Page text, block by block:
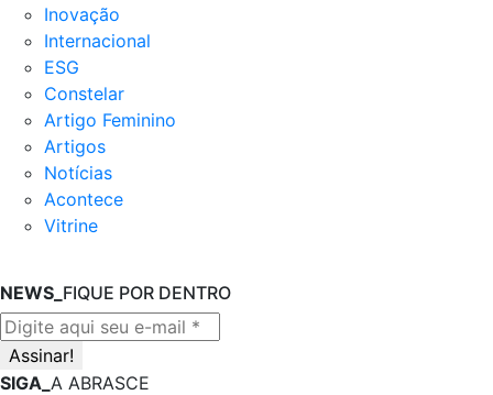
Inovação
Internacional
ESG
Constelar
Artigo Feminino
Artigos
Notícias
Acontece
Vitrine
NEWS_ FIQUE POR DENTRO
SIGA_ A ABRASCE